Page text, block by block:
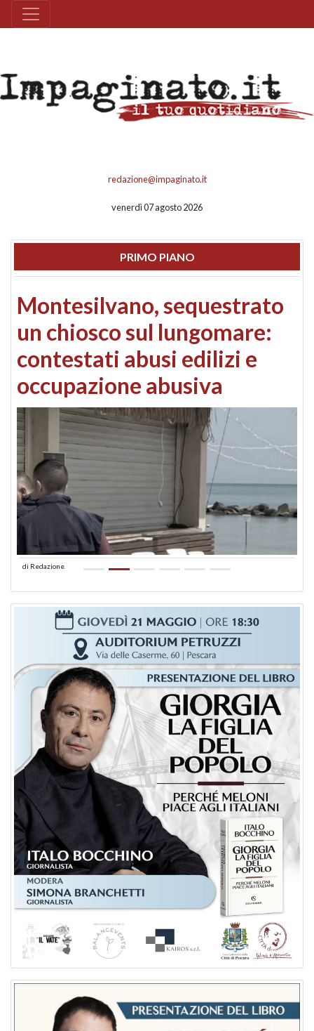
redazione@impaginato.it
venerdì 07 agosto 2026
PRIMO PIANO
Montesilvano, sequestrato
un chiosco sul lungomare:
contestati abusi edilizi e
occupazione abusiva
di Redazione